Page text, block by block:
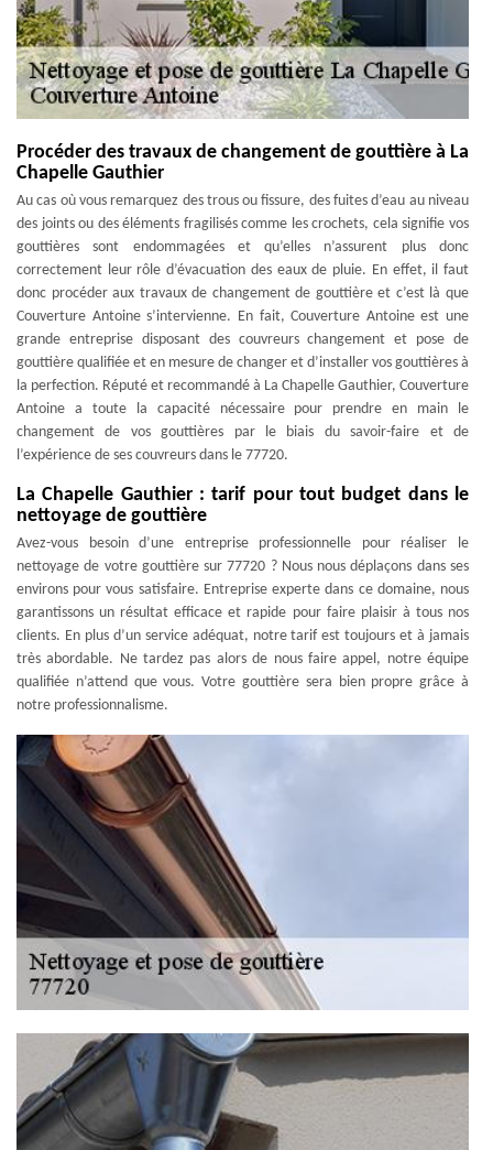
Procéder des travaux de changement de gouttière à La
Chapelle Gauthier
Au cas où vous remarquez des trous ou fissure, des fuites d’eau au niveau
des joints ou des éléments fragilisés comme les crochets, cela signifie vos
gouttières sont endommagées et qu’elles n’assurent plus donc
correctement leur rôle d’évacuation des eaux de pluie. En effet, il faut
donc procéder aux travaux de changement de gouttière et c’est là que
Couverture Antoine s’intervienne. En fait, Couverture Antoine est une
grande entreprise disposant des couvreurs changement et pose de
gouttière qualifiée et en mesure de changer et d’installer vos gouttières à
la perfection. Réputé et recommandé à La Chapelle Gauthier, Couverture
Antoine a toute la capacité nécessaire pour prendre en main le
changement de vos gouttières par le biais du savoir-faire et de
l’expérience de ses couvreurs dans le 77720.
La Chapelle Gauthier : tarif pour tout budget dans le
nettoyage de gouttière
Avez-vous besoin d’une entreprise professionnelle pour réaliser le
nettoyage de votre gouttière sur 77720 ? Nous nous déplaçons dans ses
environs pour vous satisfaire. Entreprise experte dans ce domaine, nous
garantissons un résultat efficace et rapide pour faire plaisir à tous nos
clients. En plus d’un service adéquat, notre tarif est toujours et à jamais
très abordable. Ne tardez pas alors de nous faire appel, notre équipe
qualifiée n’attend que vous. Votre gouttière sera bien propre grâce à
notre professionnalisme.